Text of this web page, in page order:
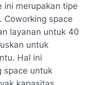
ini merupakan tipe
Coworking space
layanan untuk 40
untuk
Hal ini
space untuk